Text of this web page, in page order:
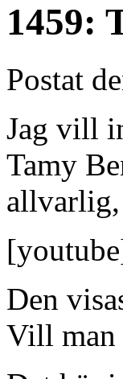
1459:
Postat
Jag vill
Tamy
allvarlig,
Den
Vill man